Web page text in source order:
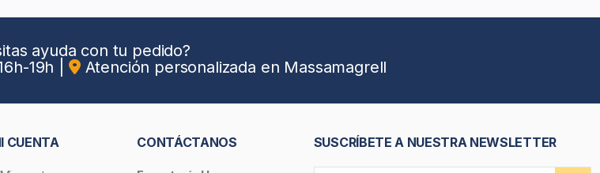
ayuda con tu pedido?
19h Atención personalizada en Massamagrell
CUENTA CONTÁCTANOS SUSCRÍBETE A NUESTRA NEWSLETTER